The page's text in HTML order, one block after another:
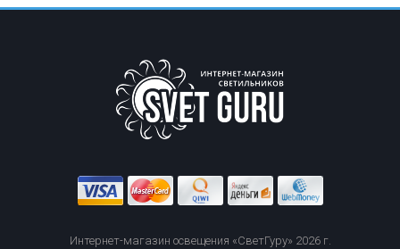
Интернет-магазин освещения «СветГуру» 2026 г.